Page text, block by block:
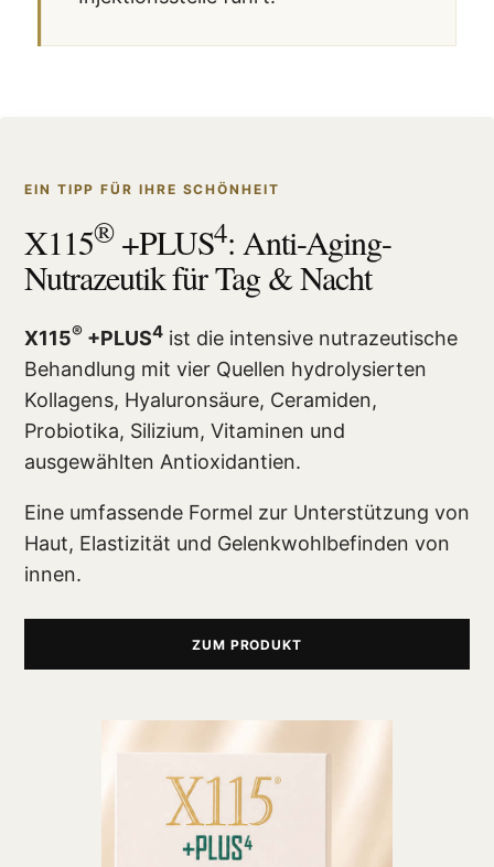
EIN TIPP FÜR IHRE SCHÖNHEIT
X115®+PLUS4: Anti-Aging-
Nutrazeutik für Tag & Nacht
X115® +PLUS4 ist die intensive nutrazeutische
Behandlung mit vier Quellen hydrolysierten
Kollagens, Hyaluronsäure, Ceramiden,
Probiotika, Silizium, Vitaminen und
ausgewählten Antioxidantien.
Eine umfassende Formel zur Unterstützung von
Haut, Elastizität und Gelenkwohlbefinden von
innen.
ZUM PRODUKT